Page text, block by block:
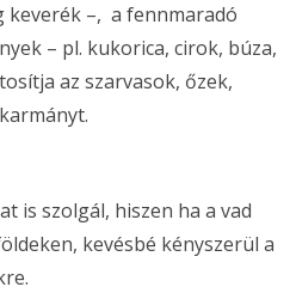
keverék –, a fennmaradó
– pl. kukorica, cirok, búza,
az szarvasok, őzek,
is szolgál, hiszen ha a vad
kevésbé kényszerül a